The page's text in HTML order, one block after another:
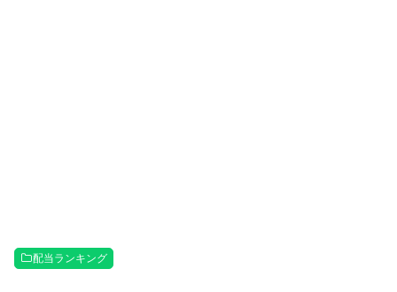
配当ランキング